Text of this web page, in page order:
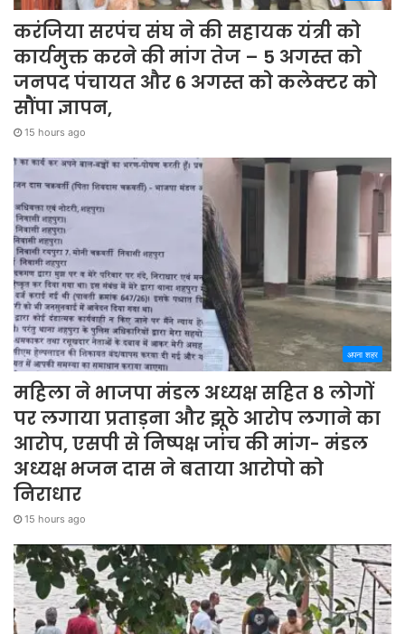
करंजिया सरपंच संघ ने की सहायक यंत्री को
कार्यमुक्त करने की मांग तेज – 5 अगस्त को
जनपद पंचायत और 6 अगस्त को कलेक्टर को
सौंपा ज्ञापन,
15 hours ago
अपना शहर
महिला ने भाजपा मंडल अध्यक्ष सहित 8 लोगों
पर लगाया प्रताड़ना और झूठे आरोप लगाने का
आरोप, एसपी से निष्पक्ष जांच की मांग- मंडल
अध्यक्ष भजन दास ने बताया आरोपो को
निराधार
15 hours ago